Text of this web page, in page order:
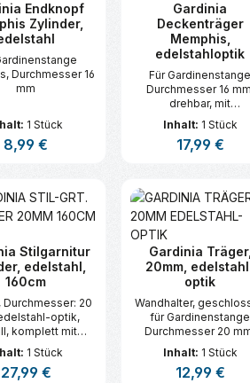
gewünschten Wert
Endknopf
Zylinder,
Durchmesser 16
mm
1 Stück
Regulärer Preis:
8,99 €
Anzahl: Gib den
Gardinia
Deckenträger
Memphis,
edelstahloptik
Für Gardinenstange
Durchmesser 16
drehbar, mit
Metallmontageplatte,
Trägerlänge
und 12,5 cm
Inhalt: 1 Stück
Regulärer
17,99 €
Produkt
Stilgarnitur
edelstahl,
160cm
Durchmesser: 20
optik,
komplett mit
Endstücken, -
-Ringen mit
und
1 Stück
Regulärer Preis:
27,99 €
Gardinia Träger,
20mm,
optik
Wandhalter,
für Gardinenstange
Durchmesser 20
Edelstahl-Optik,
kürzbar
Inhalt: 1 Stück
Regulärer Preis:
12,99 €